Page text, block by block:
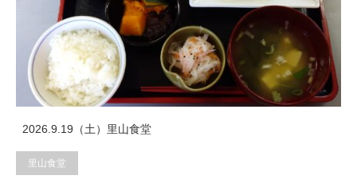
2026.9.19（土）里山食堂
里山食堂